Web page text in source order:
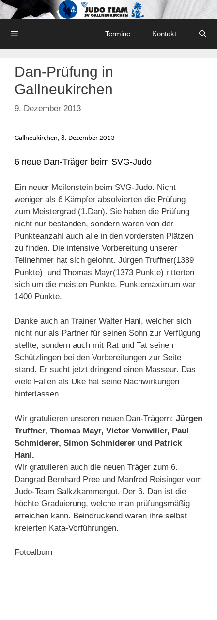
Skip
to
content
Termine Kontakt
Dan-Prüfung in
Gallneukirchen
9. Dezember 2013
Gallneukirchen, 8. Dezember 2013
6 neue Dan-Träger beim SVG-Judo
Ein neuer Meilenstein beim SVG-Judo. Nicht
weniger als 6 Kämpfer absolvierten die Prüfung
zum Meistergrad (1.Dan). Sie haben die Prüfung
nicht nur bestanden, sondern waren von der
Punkteanzahl auch alle in den vordersten Plätzen
zu finden. Die intensive Vorbereitung unserer
Teilnehmer hat sich gelohnt. Jürgen Truffner(1389
Punkte) und Thomas Mayr(1373 Punkte) ritterten
sich um die meisten Punkte. Punktemaximum war
1400 Punkte.
Danke auch an Trainer Walter Hanl, welcher sich
nicht nur als Partner für seinen Sohn zur Verfügung
stellte, sondern auch mit Rat und Tat seinen
Schützlingen bei den Vorbereitungen zur Seite
stand. Er sucht jetzt dringend einen Masseur. Das
viele Fallen als Uke hat seine Nachwirkungen
hinterlassen.
Wir gratulieren unseren neuen Dan-Trägern: Jürgen
Truffner, Thomas Mayr, Victor Vonwiller, Paul
Schmiderer, Simon Schmiderer und Patrick
Hanl.
Wir gratulieren auch die neuen Träger zum 6.
Dangrad Bernhard Pree und Manfred Reisinger vom
Judo-Team Salkzkammergut. Der 6. Dan ist die
höchte Graduierung, welche man prüfungsmäßig
erreichen kann. Beindruckend waren ihre selbst
kreierten Kata-Vorführungen.
Fotoalbum